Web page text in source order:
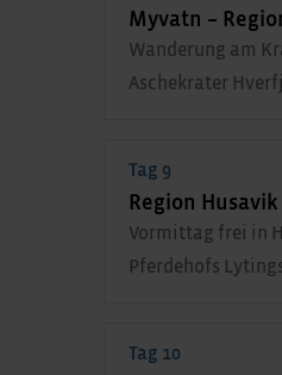
Myvatn –
Wanderung am
Aschekrater
Tag 9
Region
Vormittag frei in
Pferdehofs
Tag 10